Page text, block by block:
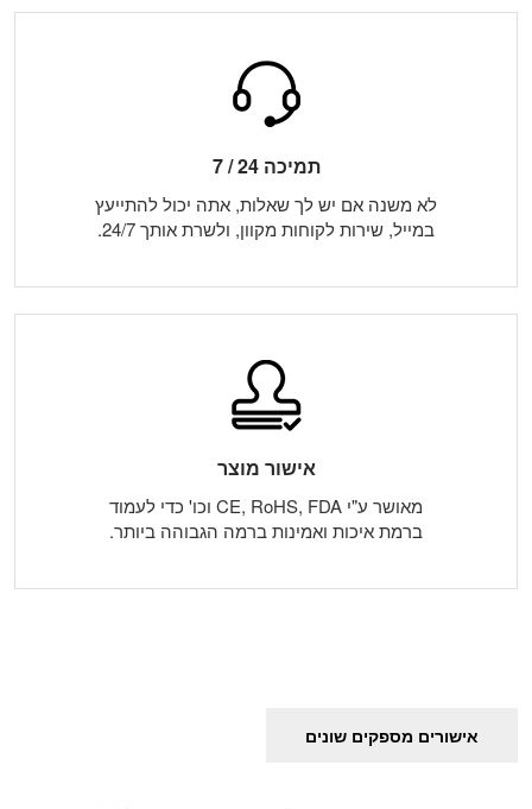
תמיכה 24 / 7
לא משנה אם יש לך שאלות, אתה יכול להתייעץ
במייל, שירות לקוחות מקוון, ולשרת אותך 24/7.
אישור מוצר
מאושר ע"י CE, RoHS, FDA וכו' כדי לעמוד
ברמת איכות ואמינות ברמה הגבוהה ביותר.
אישורים מספקים שונים